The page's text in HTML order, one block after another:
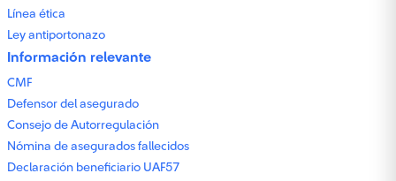
Línea ética
Ley antiportonazo
Información relevante
CMF
Defensor del asegurado
Consejo de Autorregulación
Nómina de asegurados fallecidos
Declaración beneficiario UAF57